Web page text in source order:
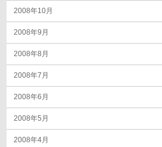
2008年10月
2008年9月
2008年8月
2008年7月
2008年6月
2008年5月
2008年4月